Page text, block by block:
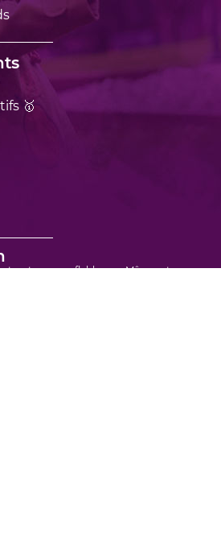
🥇
gonflables sur Mâcon et ses